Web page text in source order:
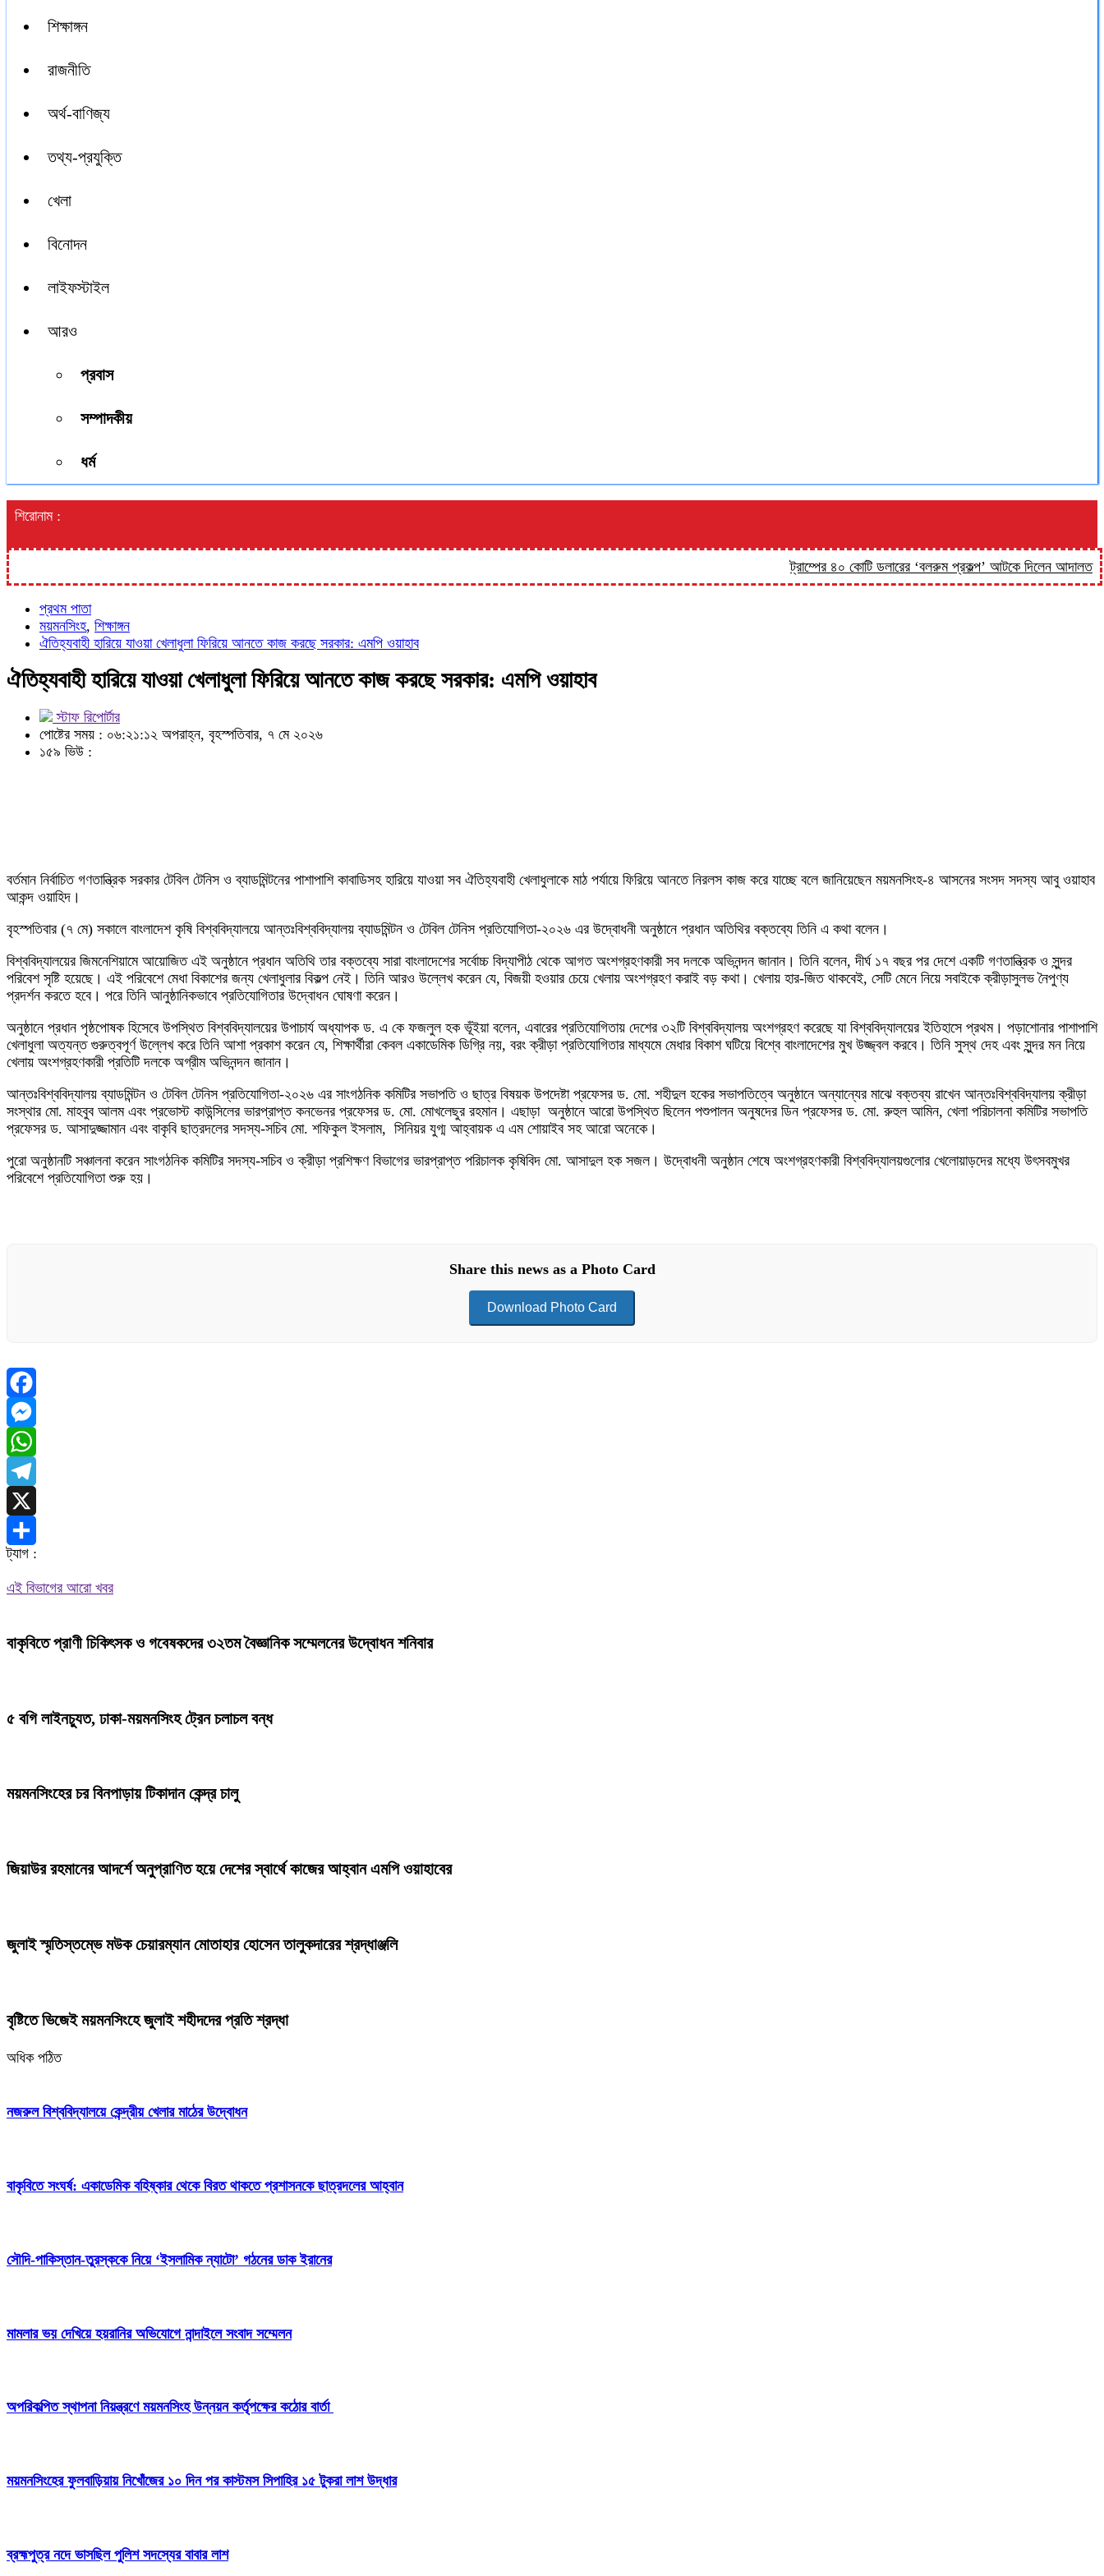
শিক্ষাঙ্গন
রাজনীতি
অর্থ-বাণিজ্য
তথ্য-প্রযুক্তি
খেলা
বিনোদন
লাইফস্টাইল
আরও
প্রবাস
সম্পাদকীয়
ধর্ম
শিরোনাম :
ট্রাম্পের ৪০ কোটি ডলারের ‘বলরুম প্রকল্প’ আটকে দিলেন আদালত ‘কিসের
প্রথম পাতা
ময়মনসিংহ, শিক্ষাঙ্গন
ঐতিহ্যবাহী হারিয়ে যাওয়া খেলাধুলা ফিরিয়ে আনতে কাজ করছে সরকার: এমপি ওয়াহাব
ঐতিহ্যবাহী হারিয়ে যাওয়া খেলাধুলা ফিরিয়ে আনতে কাজ করছে সরকার: এমপি ওয়াহাব
স্টাফ রিপোর্টার
পোষ্টের সময় : ০৬:২১:১২ অপরাহ্ন, বৃহস্পতিবার, ৭ মে ২০২৬
১৫৯ ভিউ :
বর্তমান নির্বাচিত গণতান্ত্রিক সরকার টেবিল টেনিস ও ব্যাডমিন্টনের পাশাপাশি কাবাডিসহ হারিয়ে যাওয়া সব ঐতিহ্যবাহী খেলাধুলাকে মাঠ পর্যায়ে ফিরিয়ে আনতে নিরলস কাজ করে যাচ্ছে বলে জানিয়েছেন ময়মনসিংহ-৪ আসনের সংসদ সদস্য আবু ওয়াহাব
আকন্দ ওয়াহিদ।
বৃহস্পতিবার (৭ মে) সকালে বাংলাদেশ কৃষি বিশ্ববিদ্যালয়ে আন্তঃবিশ্ববিদ্যালয় ব্যাডমিন্টন ও টেবিল টেনিস প্রতিযোগিতা-২০২৬ এর উদ্বোধনী অনুষ্ঠানে প্রধান অতিথির বক্তব্যে তিনি এ কথা বলেন।
বিশ্ববিদ্যালয়ের জিমনেশিয়ামে আয়োজিত এই অনুষ্ঠানে প্রধান অতিথি তার বক্তব্যে সারা বাংলাদেশের সর্বোচ্চ বিদ্যাপীঠ থেকে আগত অংশগ্রহণকারী সব দলকে অভিনন্দন জানান। তিনি বলেন, দীর্ঘ ১৭ বছর পর দেশে একটি গণতান্ত্রিক ও সুন্দর
পরিবেশ সৃষ্টি হয়েছে। এই পরিবেশে মেধা বিকাশের জন্য খেলাধুলার বিকল্প নেই। তিনি আরও উল্লেখ করেন যে, বিজয়ী হওয়ার চেয়ে খেলায় অংশগ্রহণ করাই বড় কথা। খেলায় হার-জিত থাকবেই, সেটি মেনে নিয়ে সবাইকে ক্রীড়াসুলভ নৈপুণ্য
প্রদর্শন করতে হবে। পরে তিনি আনুষ্ঠানিকভাবে প্রতিযোগিতার উদ্বোধন ঘোষণা করেন।
অনুষ্ঠানে প্রধান পৃষ্ঠপোষক হিসেবে উপস্থিত বিশ্ববিদ্যালয়ের উপাচার্য অধ্যাপক ড. এ কে ফজলুল হক ভূঁইয়া বলেন, এবারের প্রতিযোগিতায় দেশের ৩২টি বিশ্ববিদ্যালয় অংশগ্রহণ করেছে যা বিশ্ববিদ্যালয়ের ইতিহাসে প্রথম। পড়াশোনার পাশাপাশি
খেলাধুলা অত্যন্ত গুরুত্বপূর্ণ উল্লেখ করে তিনি আশা প্রকাশ করেন যে, শিক্ষার্থীরা কেবল একাডেমিক ডিগ্রি নয়, বরং ক্রীড়া প্রতিযোগিতার মাধ্যমে মেধার বিকাশ ঘটিয়ে বিশ্বে বাংলাদেশের মুখ উজ্জ্বল করবে। তিনি সুস্থ দেহ এবং সুন্দর মন নিয়ে
খেলায় অংশগ্রহণকারী প্রতিটি দলকে অগ্রীম অভিনন্দন জানান।
আন্তঃবিশ্ববিদ্যালয় ব্যাডমিন্টন ও টেবিল টেনিস প্রতিযোগিতা-২০২৬ এর সাংগঠনিক কমিটির সভাপতি ও ছাত্র বিষয়ক উপদেষ্টা প্রফেসর ড. মো. শহীদুল হকের সভাপতিত্বে অনুষ্ঠানে অন্যান্যের মাঝে বক্তব্য রাখেন আন্তঃবিশ্ববিদ্যালয় ক্রীড়া
সংস্থার মো. মাহবুব আলম এবং প্রভোস্ট কাউন্সিলের ভারপ্রাপ্ত কনভেনর প্রফেসর ড. মো. মোখলেছুর রহমান। এছাড়া অনুষ্ঠানে আরো উপস্থিত ছিলেন পশুপালন অনুষদের ডিন প্রফেসর ড. মো. রুহুল আমিন, খেলা পরিচালনা কমিটির সভাপতি
প্রফেসর ড. আসাদুজ্জামান এবং বাকৃবি ছাত্রদলের সদস্য-সচিব মো. শফিকুল ইসলাম, সিনিয়র যুগ্ম আহ্বায়ক এ এম শোয়াইব সহ আরো অনেকে।
পুরো অনুষ্ঠানটি সঞ্চালনা করেন সাংগঠনিক কমিটির সদস্য-সচিব ও ক্রীড়া প্রশিক্ষণ বিভাগের ভারপ্রাপ্ত পরিচালক কৃষিবিদ মো. আসাদুল হক সজল। উদ্বোধনী অনুষ্ঠান শেষে অংশগ্রহণকারী বিশ্ববিদ্যালয়গুলোর খেলোয়াড়দের মধ্যে উৎসবমুখর
পরিবেশে প্রতিযোগিতা শুরু হয়।
Share this news as a Photo Card
Download Photo Card
Facebook
Messenger
WhatsApp
Telegram
X
Share
ট্যাগ :
এই বিভাগের আরো খবর
বাকৃবিতে প্রাণী চিকিৎসক ও গবেষকদের ৩২তম বৈজ্ঞানিক সম্মেলনের উদ্বোধন শনিবার
৫ বগি লাইনচ্যুত, ঢাকা-ময়মনসিংহ ট্রেন চলাচল বন্ধ
ময়মনসিংহের চর বিনপাড়ায় টিকাদান কেন্দ্র চালু
জিয়াউর রহমানের আদর্শে অনুপ্রাণিত হয়ে দেশের স্বার্থে কাজের আহ্বান এমপি ওয়াহাবের
জুলাই স্মৃতিস্তম্ভে মউক চেয়ারম্যান মোতাহার হোসেন তালুকদারের শ্রদ্ধাঞ্জলি
বৃষ্টিতে ভিজেই ময়মনসিংহে জুলাই শহীদদের প্রতি শ্রদ্ধা
অধিক পঠিত
নজরুল বিশ্ববিদ্যালয়ে কেন্দ্রীয় খেলার মাঠের উদ্বোধন
বাকৃবিতে সংঘর্ষ: একাডেমিক বহিষ্কার থেকে বিরত থাকতে প্রশাসনকে ছাত্রদলের আহ্বান
সৌদি-পাকিস্তান-তুরস্ককে নিয়ে ‘ইসলামিক ন্যাটো’ গঠনের ডাক ইরানের
মামলার ভয় দেখিয়ে হয়রানির অভিযোগে নান্দাইলে সংবাদ সম্মেলন
অপরিকল্পিত স্থাপনা নিয়ন্ত্রণে ময়মনসিংহ উন্নয়ন কর্তৃপক্ষের কঠোর বার্তা
ময়মনসিংহের ফুলবাড়িয়ায় নিখোঁজের ১০ দিন পর কাস্টমস সিপাহির ১৫ টুকরা লাশ উদ্ধার
ব্রহ্মপুত্র নদে ভাসছিল পুলিশ সদস্যের বাবার লাশ